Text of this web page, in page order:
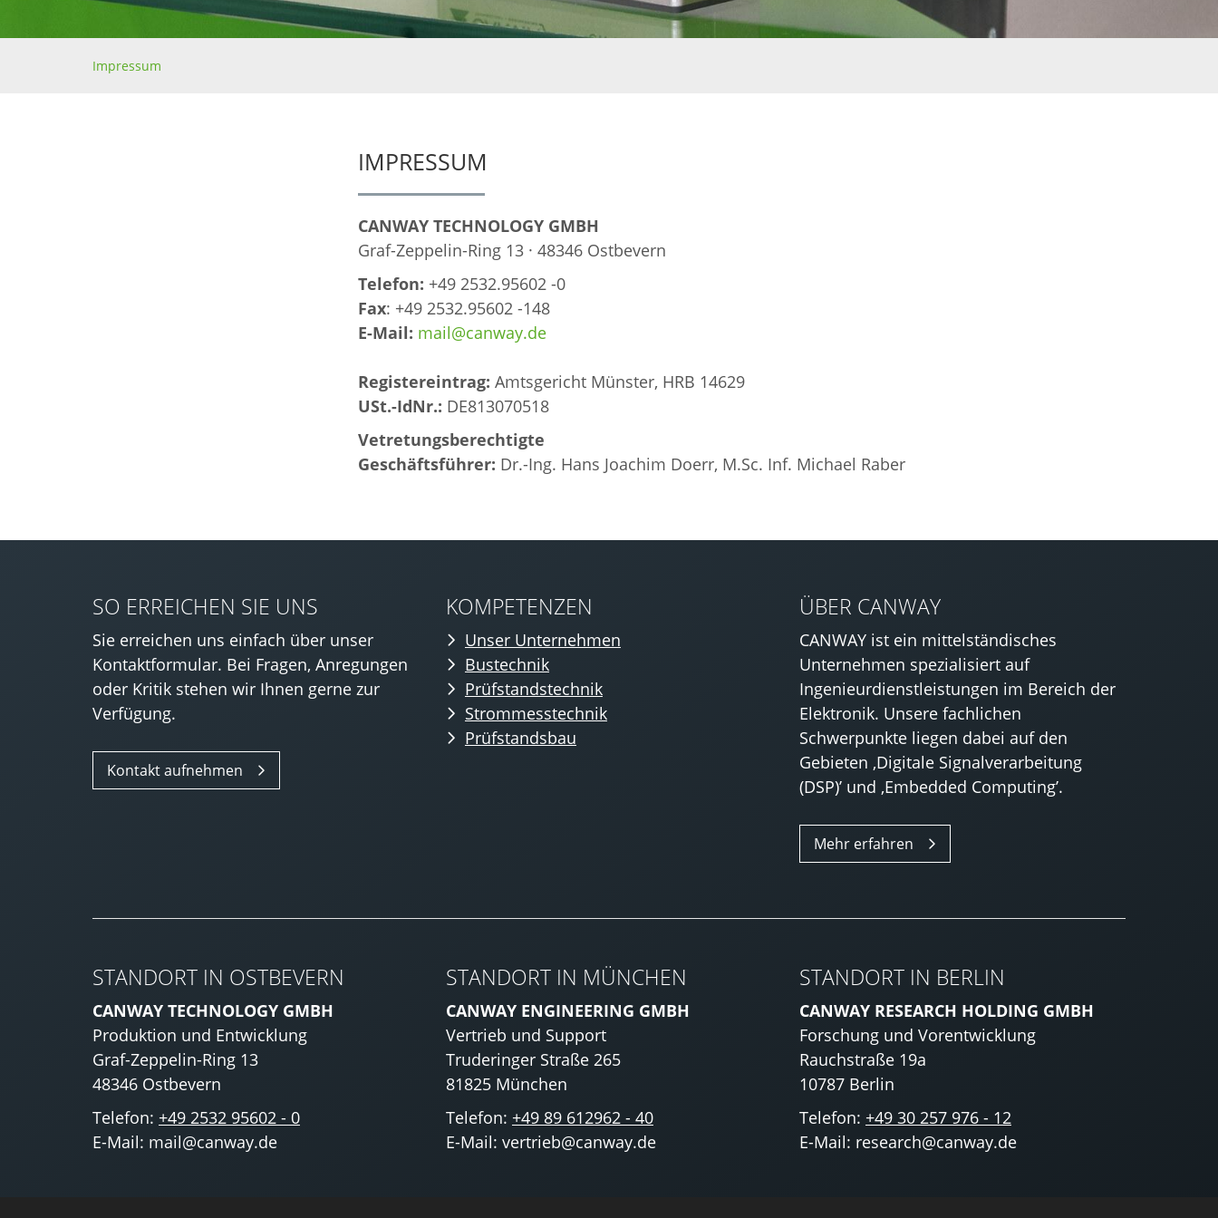
Impressum
IMPRESSUM
CANWAY TECHNOLOGY GMBH
Graf-Zeppelin-Ring 13 · 48346 Ostbevern
Telefon: +49 2532.95602 -0
Fax: +49 2532.95602 -148
E-Mail: mail@canway.de
Registereintrag: Amtsgericht Münster, HRB 14629
USt.-IdNr.: DE813070518
Vetretungsberechtigte
Geschäftsführer: Dr.-Ing. Hans Joachim Doerr, M.Sc. Inf. Michael Raber
SO ERREICHEN SIE UNS
Sie erreichen uns einfach über unser
Kontaktformular. Bei Fragen, Anregungen
oder Kritik stehen wir Ihnen gerne zur
Verfügung.
Kontakt aufnehmen
KOMPETENZEN
Unser Unternehmen
Bustechnik
Prüfstandstechnik
Strommesstechnik
Prüfstandsbau
ÜBER CANWAY
CANWAY ist ein mittelständisches
Unternehmen spezialisiert auf
Ingenieurdienstleistungen im Bereich der
Elektronik. Unsere fachlichen
Schwerpunkte liegen dabei auf den
Gebieten ‚Digitale Signalverarbeitung
(DSP)’ und ‚Embedded Computing’.
Mehr erfahren
STANDORT IN OSTBEVERN
CANWAY TECHNOLOGY GMBH
Produktion und Entwicklung
Graf-Zeppelin-Ring 13
48346 Ostbevern
Telefon: +49 2532 95602 - 0
E-Mail: mail@canway.de
STANDORT IN MÜNCHEN
CANWAY ENGINEERING GMBH
Vertrieb und Support
Truderinger Straße 265
81825 München
Telefon: +49 89 612962 - 40
E-Mail: vertrieb@canway.de
STANDORT IN BERLIN
CANWAY RESEARCH HOLDING GMBH
Forschung und Vorentwicklung
Rauchstraße 19a
10787 Berlin
Telefon: +49 30 257 976 - 12
E-Mail: research@canway.de